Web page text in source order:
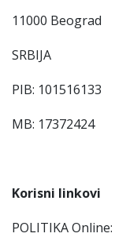
11000 Beograd
SRBIJA
PIB: 101516133
MB: 17372424
Korisni linkovi
POLITIKA Online: